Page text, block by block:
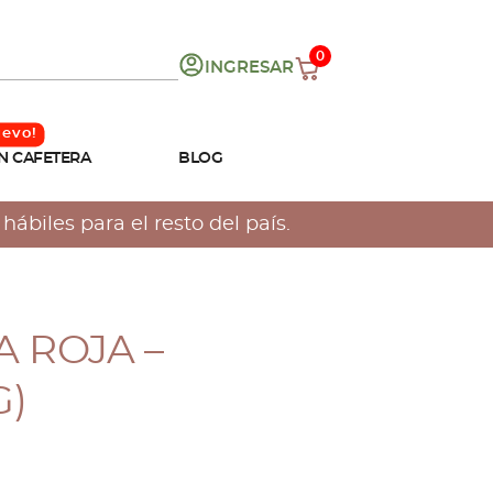
INGRESAR
0
CAFETERA BLOG
para el resto del país.
ROJA –